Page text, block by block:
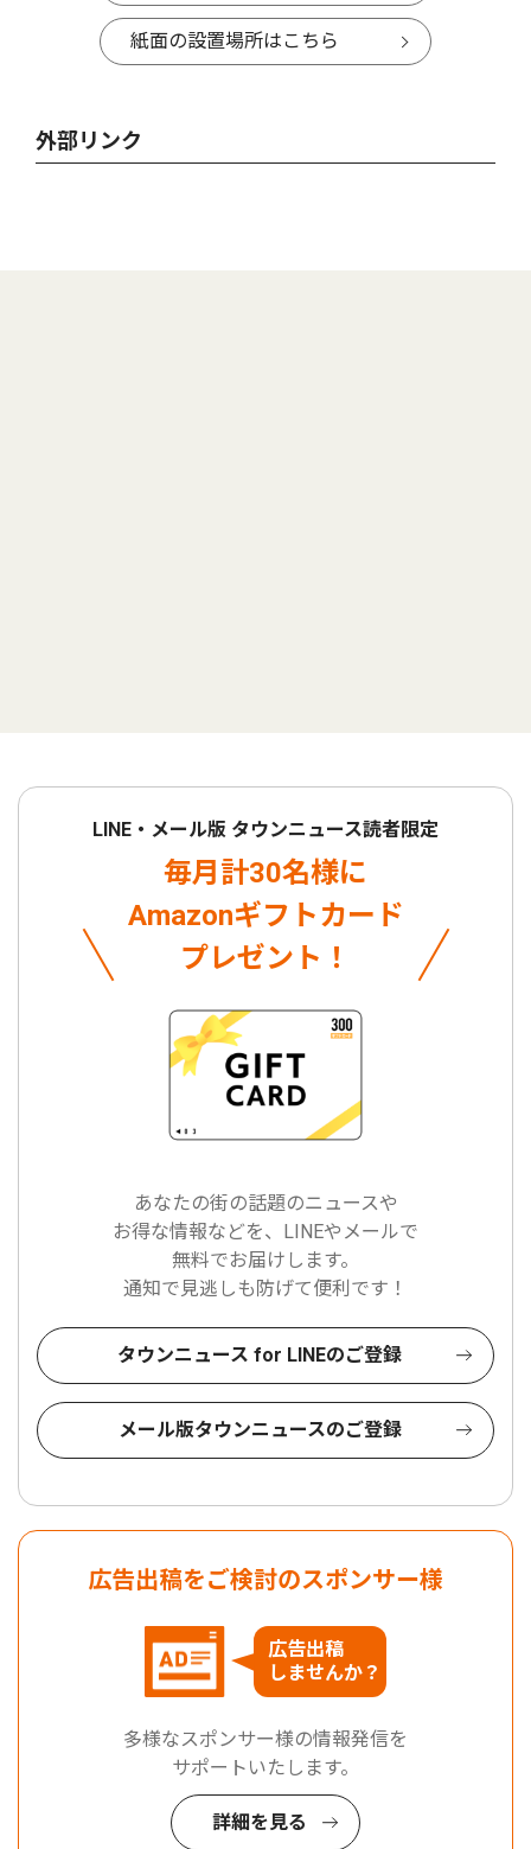
紙面の設置場所はこちら
外部リンク
LINE・メール版 タウンニュース読者限定
毎月計30名様に
Amazonギフトカード
プレゼント！
あなたの街の話題のニュースや
お得な情報などを、LINEやメールで
無料でお届けします。
通知で見逃しも防げて便利です！
タウンニュース for LINEのご登録
メール版タウンニュースのご登録
広告出稿をご検討のスポンサー様
広告出稿
しませんか？
多様なスポンサー様の情報発信を
サポートいたします。
詳細を見る